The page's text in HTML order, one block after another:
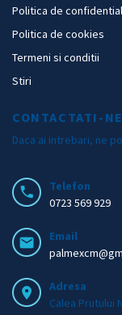
Politica de
Politica de cookies
Termeni si conditii
Stiri
CONTACTATI-NE
Daca ai intrebari, ne
Telefon
0723 569 929
Email
Adresa
Calea Prutului